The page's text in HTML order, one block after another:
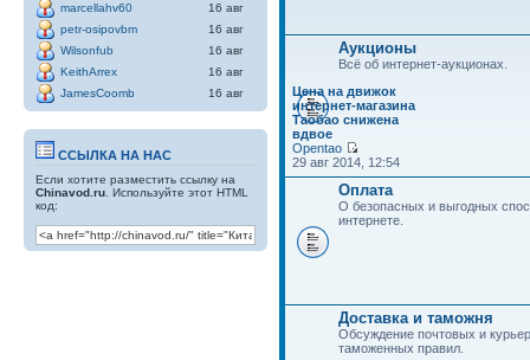
marcellahv60
16 авг
petr-osipovbm
16 авг
Wilsonfub
16 авг
KeithArrex
16 авг
JamesCoomb
16 авг
ССЫЛКА НА НАС
Если хотите разместить ссылку на
Chinavod.ru . Используйте этот HTML
код:
Аукционы
Всё об интернет-аукционах.
Цена на движок
интернет-магазина
Таобао снижена
вдвое
Opentao
29 авг 2014, 12:54
Оплата
О безопасных и выгодных
интернете.
Доставка и таможня
Обсуждение почтовых и
таможенных правил.